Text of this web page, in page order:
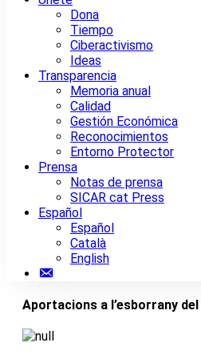
Dona
Tiempo
Ciberactivismo
Ideas
Transparencia
Memoria anual
Calidad
Gestión Económica
Reconocimientos
Entorno Protector
Prensa
Notas de prensa
SICAR cat Press
Español
Español
Català
English
Contacto
Aportacions a l’esborrany